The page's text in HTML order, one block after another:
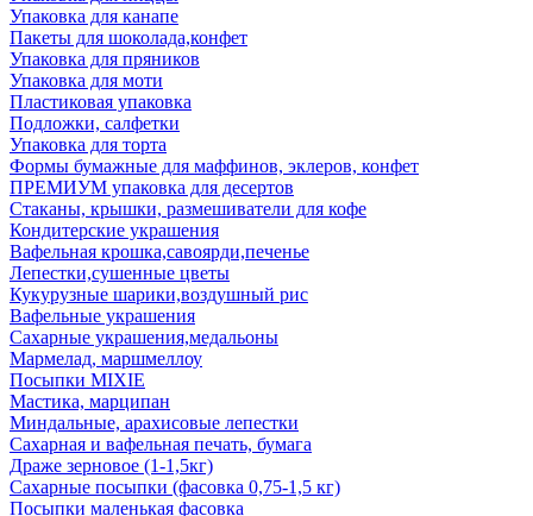
Упаковка для канапе
Пакеты для шоколада,конфет
Упаковка для пряников
Упаковка для моти
Пластиковая упаковка
Подложки, салфетки
Упаковка для торта
Формы бумажные для маффинов, эклеров, конфет
ПРЕМИУМ упаковка для десертов
Стаканы, крышки, размешиватели для кофе
Кондитерские украшения
Вафельная крошка,савоярди,печенье
Лепестки,сушенные цветы
Кукурузные шарики,воздушный рис
Вафельные украшения
Сахарные украшения,медальоны
Мармелад, маршмеллоу
Посыпки MIXIE
Мастика, марципан
Миндальные, арахисовые лепестки
Сахарная и вафельная печать, бумага
Драже зерновое (1-1,5кг)
Сахарные посыпки (фасовка 0,75-1,5 кг)
Посыпки маленькая фасовка